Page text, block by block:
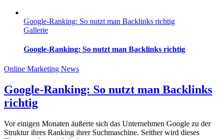
Google-Ranking: So nutzt man Backlinks richtig
Gallerie
Google-Ranking: So nutzt man Backlinks richtig
Online Marketing News
Google-Ranking: So nutzt man Backlinks
richtig
Vor einigen Monaten äußerte sich das Unternehmen Google zu der
Struktur ihres Ranking ihrer Suchmaschine. Seither wird dieses